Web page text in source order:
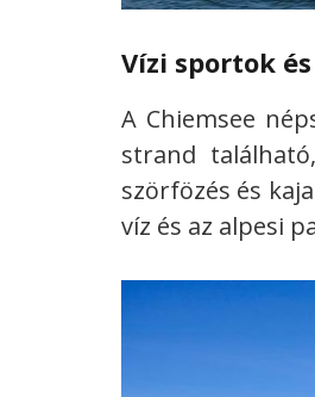
Vízi sportok
A Chiemsee
strand
szörfözés és
víz és az alpesi